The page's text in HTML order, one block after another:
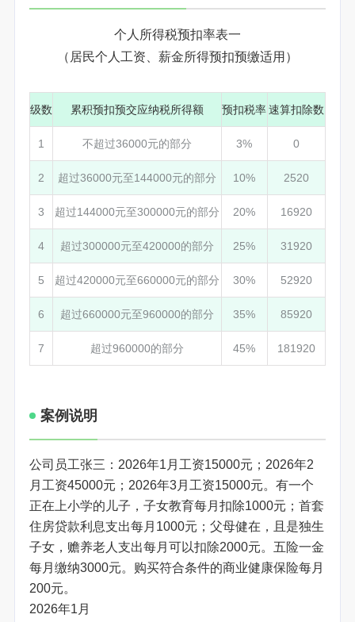
个人所得税预扣率表一
（居民个人工资、薪金所得预扣预缴适用）
级数 累积预扣预交应纳税所得额 预扣税率速算扣除数
1 不超过36000元的部分 3% 0
2 超过36000元至144000元的部分 10% 2520
3 超过144000元至300000元的部分 20% 16920
4 超过300000元至420000的部分 25% 31920
5 超过420000元至660000元的部分 30% 52920
6 超过660000元至960000的部分 35% 85920
7 超过960000的部分 45% 181920
案例说明
公司员工张三：2026年1月工资15000元；2026年2
月工资45000元；2026年3月工资15000元。有一个
正在上小学的儿子，子女教育每月扣除1000元；首套
住房贷款利息支出每月1000元；父母健在，且是独生
子女，赡养老人支出每月可以扣除2000元。五险一金
每月缴纳3000元。购买符合条件的商业健康保险每月
200元。
2026年1月